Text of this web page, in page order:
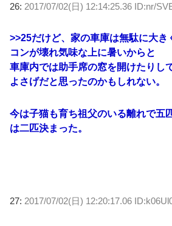
26: 2017/07/02(日) 12:14:25.36 ID:nr/
>>25だけど、家の車庫は無駄に大き
コンが壊れ気味な上に暑いからと
車庫内では助手席の窓を開けたりし
よさげだと思ったのかもしれない。
今は子猫も育ち祖父のいる離れで五
は二匹決まった。
27: 2017/07/02(日) 12:20:17.06